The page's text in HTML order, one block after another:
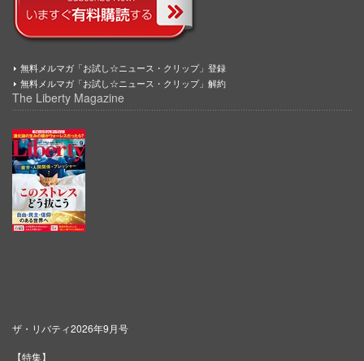
無料メルマガ「お試し☆ニュース・クリップ」登録
無料メルマガ「お試し☆ニュース・クリップ」解約
The Liberty Magazine
ザ・リバティ2026年9月号
【特集】